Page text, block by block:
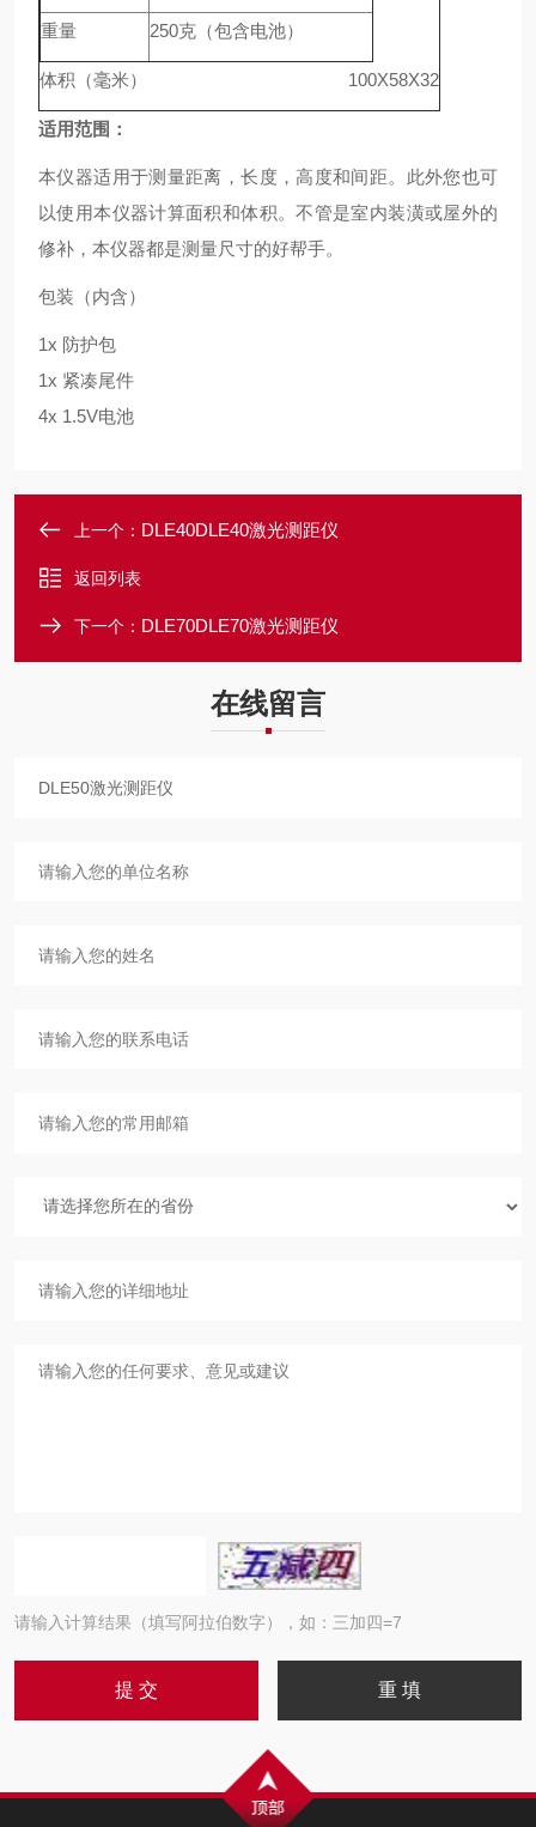
重量 250克（包含电池）
体积（毫米） 100X58X32
适用范围：
本仪器适用于测量距离，长度，高度和间距。此外您也可
以使用本仪器计算面积和体积。不管是室内装潢或屋外的
修补，本仪器都是测量尺寸的好帮手。
包装（内含）
1x 防护包
1x 紧凑尾件
4x 1.5V电池
上一个： DLE40DLE40激光测距仪
返回列表
下一个： DLE70DLE70激光测距仪
在线留言
请输入计算结果（填写阿拉伯数字），如：三加四=7